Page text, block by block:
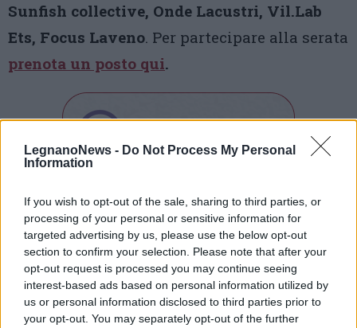
LegnanoNews - Do Not Process My Personal
Information
If you wish to opt-out of the sale, sharing to third parties, or
processing of your personal or sensitive information for
targeted advertising by us, please use the below opt-out
section to confirm your selection. Please note that after your
opt-out request is processed you may continue seeing
interest-based ads based on personal information utilized by
us or personal information disclosed to third parties prior to
your opt-out. You may separately opt-out of the further
Sunfish collective, Onde Lacustri, Vil.Lab
Ets, Focus Laveno. Per partecipare alla serata
prenota un posto qui.
Via Confalonieri, 5
Castronno
Tutti gli eventi
diagosto
Orlando Mastrillo
orlando.mastrillo@varesenews.it